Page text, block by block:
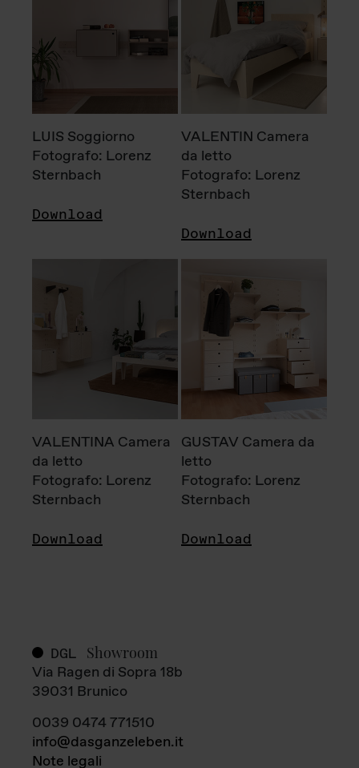
LUIS Soggiorno
Fotografo: Lorenz
Sternbach
Download
VALENTIN Camera
da letto
Fotografo: Lorenz
Sternbach
Download
VALENTINA Camera
da letto
Fotografo: Lorenz
Sternbach
Download
GUSTAV Camera da
letto
Fotografo: Lorenz
Sternbach
Download
DGL Showroom
Via Ragen di Sopra 18b
39031 Brunico
0039 0474 771510
info@dasganzeleben.it
Note legali